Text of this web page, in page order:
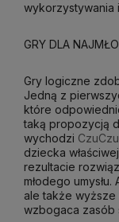
wykorzystywania
GRY DLA
Gry logiczne
Jedną z
które
taką propozycją
wychodzi CzuCzu
dziecka
rezultacie
młodego
ale także
wzbogaca zasób